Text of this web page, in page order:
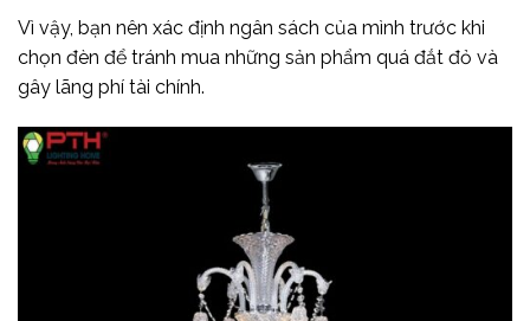
Vì vậy, bạn nên xác định ngân sách của mình trước khi
chọn đèn để tránh mua những sản phẩm quá đắt đỏ và
gây lãng phí tài chính.